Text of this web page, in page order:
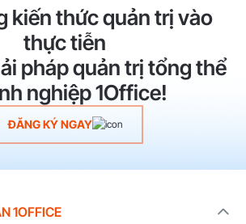
kiến thức quản trị vào
thực tiễn
pháp quản trị tổng thể
nghiệp 1Office!
ĐĂNG KÝ NGAY
1OFFICE